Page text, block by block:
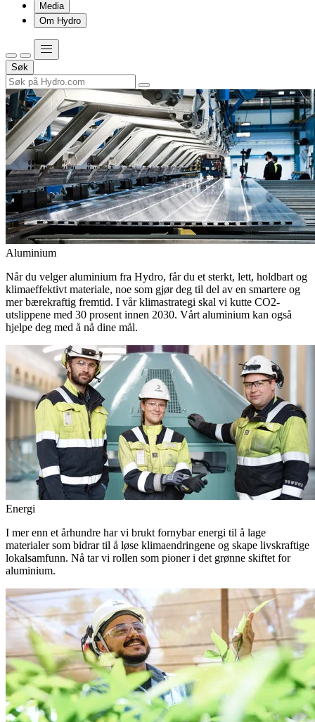
Media
Om Hydro
Søk
Aluminium
Når du velger aluminium fra Hydro, får du et sterkt, lett, holdbart og
klimaeffektivt materiale, noe som gjør deg til del av en smartere og
mer bærekraftig fremtid. I vår klimastrategi skal vi kutte CO2-
utslippene med 30 prosent innen 2030. Vårt aluminium kan også
hjelpe deg med å nå dine mål.
Energi
I mer enn et århundre har vi brukt fornybar energi til å lage
materialer som bidrar til å løse klimaendringene og skape livskraftige
lokalsamfunn. Nå tar vi rollen som pioner i det grønne skiftet for
aluminium.